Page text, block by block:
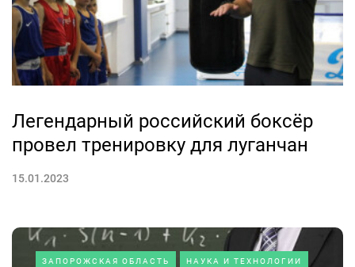
Легендарный российский боксёр
провел тренировку для луганчан
15.01.2023
ЗАПОРОЖСКАЯ ОБЛАСТЬ НАУКА И ТЕХНОЛОГИИ